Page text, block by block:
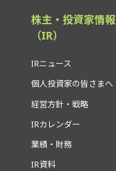
株主・投資家情報
（IR）
IRニュース
個人投資家の皆さまへ
経営方針・戦略
IRカレンダー
業績・財務
IR資料